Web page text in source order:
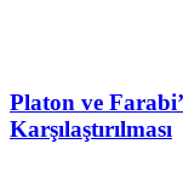
Platon ve
Karşılaştırılması